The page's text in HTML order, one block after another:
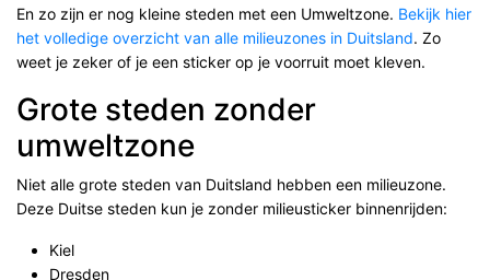
En zo zijn er nog kleine steden met een Umweltzone. Bekijk hier
het volledige overzicht van alle milieuzones in Duitsland. Zo
weet je zeker of je een sticker op je voorruit moet kleven.
Grote steden zonder
umweltzone
Niet alle grote steden van Duitsland hebben een milieuzone.
Deze Duitse steden kun je zonder milieusticker binnenrijden:
Kiel
Dresden